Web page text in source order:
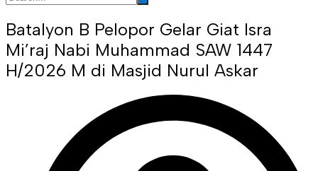
Batalyon B Pelopor Gelar Giat Isra
Mi’raj Nabi Muhammad SAW 1447
H/2026 M di Masjid Nurul Askar